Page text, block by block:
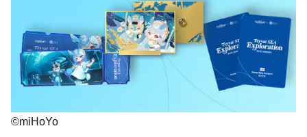
©miHoYo